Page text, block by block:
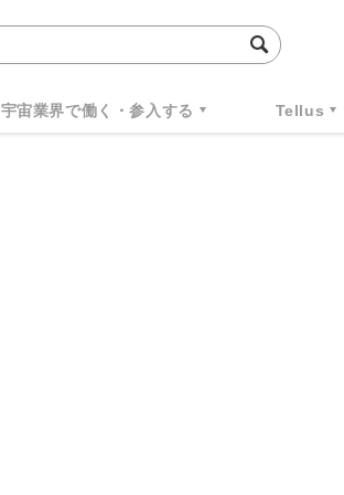
宇宙業界で働く・参入する Tellus